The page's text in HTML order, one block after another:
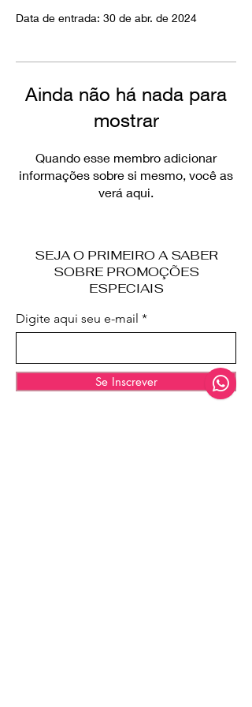
Data de entrada: 30 de abr. de 2024
Ainda não há nada para
mostrar
Quando esse membro adicionar
informações sobre si mesmo, você as
verá aqui.
SEJA O PRIMEIRO A SABER
SOBRE PROMOÇÕES
ESPECIAIS
Digite aqui seu e-mail
Se Inscrever